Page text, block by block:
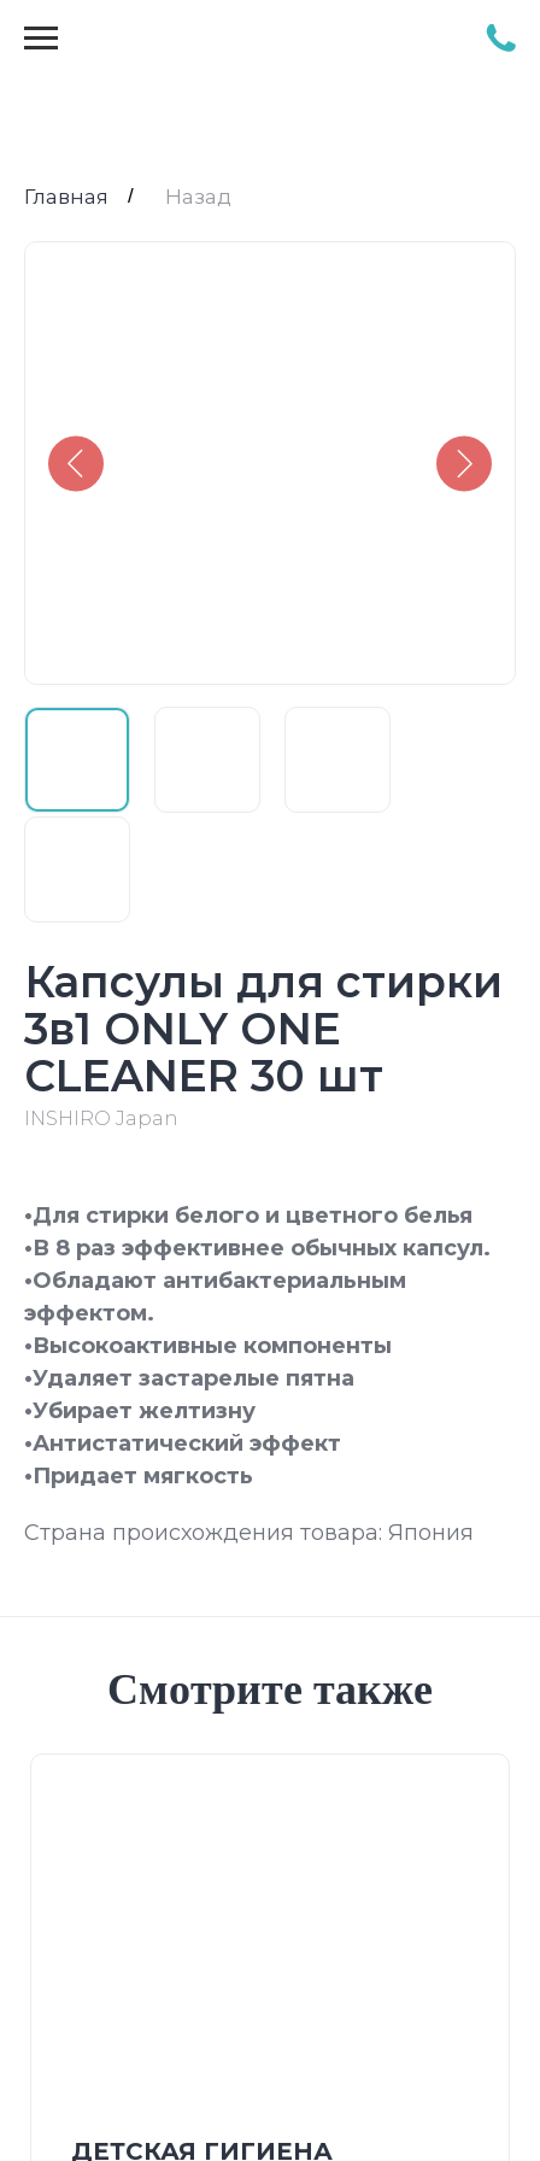
Главная / Назад
Капсулы для стирки
3в1 ONLY ONE
CLEANER 30 шт
INSHIRO Japan
•Для стирки белого и цветного белья
•В 8 раз эффективнее обычных капсул.
•Обладают антибактериальным
эффектом.
•Высокоактивные компоненты
•Удаляет застарелые пятна
•Убирает желтизну
•Антистатический эффект
•Придает мягкость
Страна происхождения товара: Япония
Смотрите также
ДЕТСКАЯ ГИГИЕНА